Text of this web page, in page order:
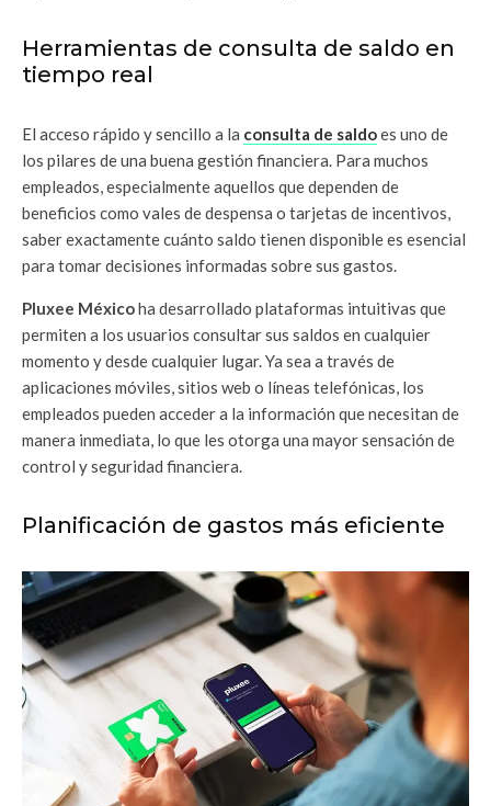
Herramientas de consulta de saldo en
tiempo real
El acceso rápido y sencillo a la consulta de saldoes uno de
los pilares de una buena gestión financiera. Para muchos
empleados, especialmente aquellos que dependen de
beneficios como vales de despensa o tarjetas de incentivos,
saber exactamente cuánto saldo tienen disponible es esencial
para tomar decisiones informadas sobre sus gastos.
Pluxee Méxicoha desarrollado plataformas intuitivas que
permiten a los usuarios consultar sus saldos en cualquier
momento y desde cualquier lugar. Ya sea a través de
aplicaciones móviles, sitios web o líneas telefónicas, los
empleados pueden acceder a la información que necesitan de
manera inmediata, lo que les otorga una mayor sensación de
control y seguridad financiera.
Planificación de gastos más eficiente